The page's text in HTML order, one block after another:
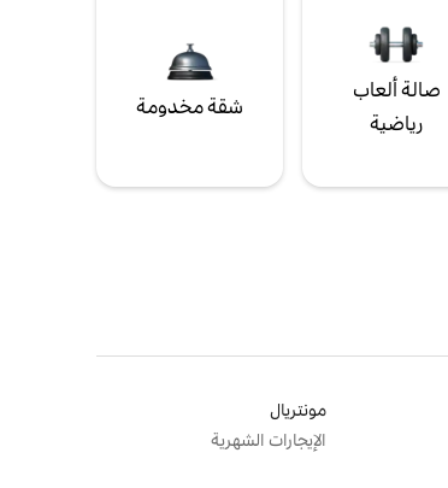
صالة ألعاب
رياضية
شقة مخدومة
مونتريال
الإيجارات الشهرية